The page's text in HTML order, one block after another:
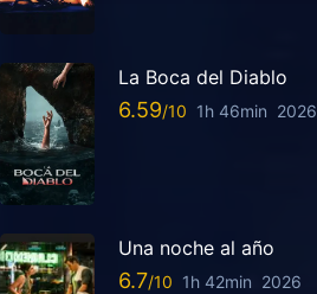
La Boca del Diablo
6.59 1h 46min 2026
Una noche al año
6.7 1h 42min 2026